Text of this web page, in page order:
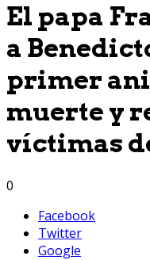
El papa
a
primer
muerte y
víctimas
0
Facebook
Twitter
Google